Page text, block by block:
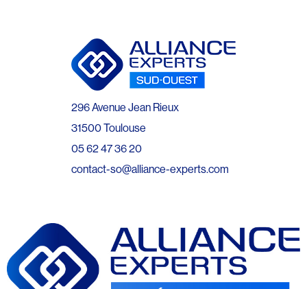
296 Avenue Jean Rieux
31500 Toulouse
05 62 47 36 20
contact-so@alliance-experts.com